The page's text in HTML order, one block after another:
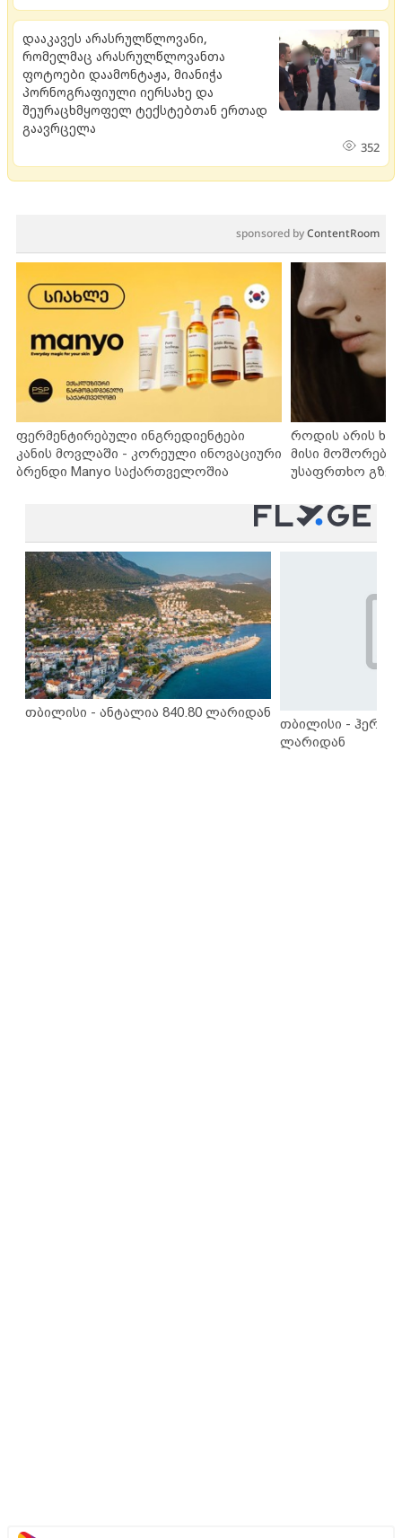
დააკავეს არასრულწლოვანი,
რომელმაც არასრულწლოვანთა
ფოტოები დაამონტაჟა, მიანიჭა
პორნოგრაფიული იერსახე და
შეურაცხმყოფელ ტექსტებთან ერთად
გაავრცელა
352
sponsored byContentRoom
ფერმენტირებული ინგრედიენტები
კანის მოვლაში - კორეული ინოვაციური
ბრენდი Manyo საქართველოშია
როდის არის
მისი
უსაფრთხო
თბილისი - ანტალია 840.80 ლარიდან
თბილისი -
ლარიდან